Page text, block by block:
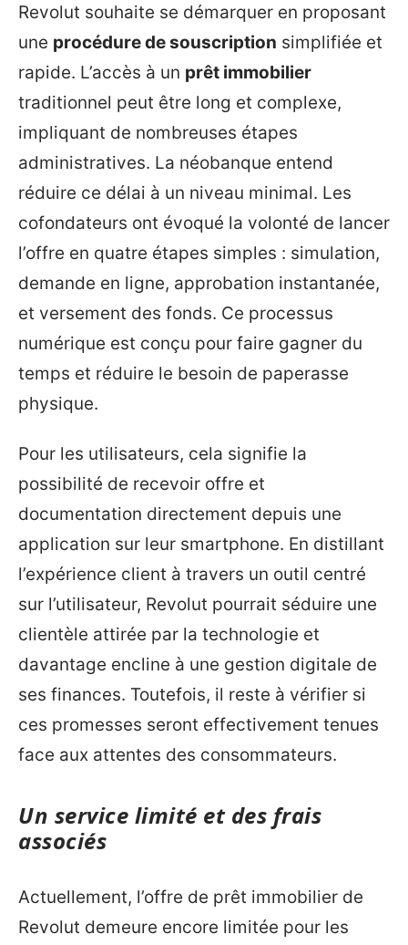
Revolut souhaite se démarquer en proposant
une procédure de souscription simplifiée et
rapide. L’accès à un prêt immobilier
traditionnel peut être long et complexe,
impliquant de nombreuses étapes
administratives. La néobanque entend
réduire ce délai à un niveau minimal. Les
cofondateurs ont évoqué la volonté de lancer
l’offre en quatre étapes simples : simulation,
demande en ligne, approbation instantanée,
et versement des fonds. Ce processus
numérique est conçu pour faire gagner du
temps et réduire le besoin de paperasse
physique.
Pour les utilisateurs, cela signifie la
possibilité de recevoir offre et
documentation directement depuis une
application sur leur smartphone. En distillant
l’expérience client à travers un outil centré
sur l’utilisateur, Revolut pourrait séduire une
clientèle attirée par la technologie et
davantage encline à une gestion digitale de
ses finances. Toutefois, il reste à vérifier si
ces promesses seront effectivement tenues
face aux attentes des consommateurs.
Un service limité et des frais
associés
Actuellement, l’offre de prêt immobilier de
Revolut demeure encore limitée pour les